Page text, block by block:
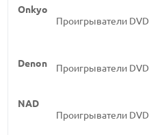
Onkyo
Проигрыватели DVD
Denon Проигрыватели DVD
NAD
Проигрыватели DVD